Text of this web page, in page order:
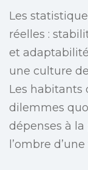
Les
réelles :
et
une culture
Les habitants
dilemmes
dépenses à
l’ombre